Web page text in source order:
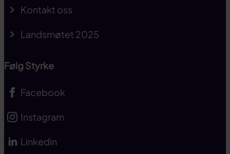
Kontakt oss
Landsmøtet 2025
Følg Styrke
Facebook
Instagram
Linkedin